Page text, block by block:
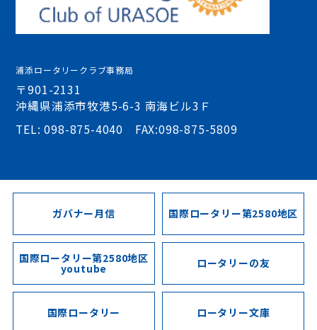
浦添ロータリークラブ事務局
〒901-2131
沖縄県浦添市牧港5-6-3 南海ビル3Ｆ
TEL: 098-875-4040 FAX:098-875-5809
ガバナー月信 国際ロータリー第2580地区
国際ロータリー第2580地区
youtube ロータリーの友
国際ロータリー ロータリー文庫